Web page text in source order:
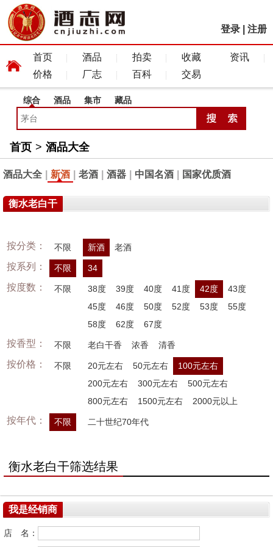
登录 注册
首页 酒品 拍卖 收藏
资讯
价格
厂志 百科 交易
综合 酒品 集市 藏品
首页 > 酒品大全
酒品大全 新酒 老酒 酒器 中国名酒 国家优质酒
衡水老白干
按分类： 不限 新酒 老酒
按系列： 不限 34
按度数： 不限 38度 39度 40度 41度 42度
43度
45度
46度 50度 52度 53度
55度
58度
62度 67度
按香型： 不限 老白干香 浓香 清香
按价格： 不限 20元左右 50元左右
100元左右
200元左右
300元左右
500元左右
800元左右
1500元左右 2000元以上
按年代： 不限 二十世纪70年代
衡水老白干筛选结果
我是经销商
店 名：